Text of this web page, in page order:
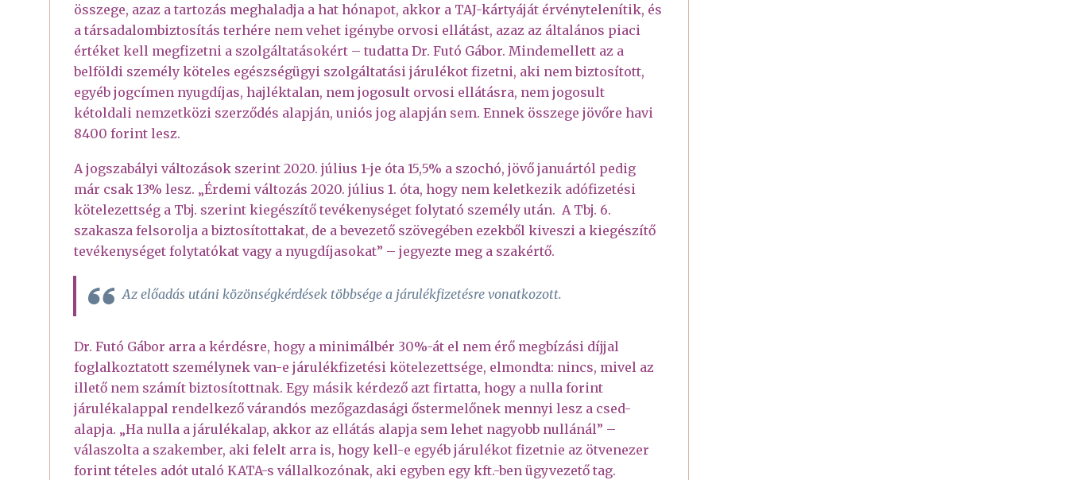
összege, azaz a tartozás meghaladja a hat hónapot, akkor a TAJ-kártyáját érvénytelenítik, és
a társadalombiztosítás terhére nem vehet igénybe orvosi ellátást, azaz az általános piaci
értéket kell megfizetni a szolgáltatásokért – tudatta Dr. Futó Gábor. Mindemellett az a
belföldi személy köteles egészségügyi szolgáltatási járulékot fizetni, aki nem biztosított,
egyéb jogcímen nyugdíjas, hajléktalan, nem jogosult orvosi ellátásra, nem jogosult
kétoldali nemzetközi szerződés alapján, uniós jog alapján sem. Ennek összege jövőre havi
8400 forint lesz.
A jogszabályi változások szerint 2020. július 1-je óta 15,5% a szochó, jövő januártól pedig
már csak 13% lesz. „Érdemi változás 2020. július 1. óta, hogy nem keletkezik adófizetési
kötelezettség a Tbj. szerint kiegészítő tevékenységet folytató személy után. A Tbj. 6.
szakasza felsorolja a biztosítottakat, de a bevezető szövegében ezekből kiveszi a kiegészítő
tevékenységet folytatókat vagy a nyugdíjasokat” – jegyezte meg a szakértő.
Az előadás utáni közönségkérdések többsége a járulékfizetésre vonatkozott.
Dr. Futó Gábor arra a kérdésre, hogy a minimálbér 30%-át el nem érő megbízási díjjal
foglalkoztatott személynek van-e járulékfizetési kötelezettsége, elmondta: nincs, mivel az
illető nem számít biztosítottnak. Egy másik kérdező azt firtatta, hogy a nulla forint
járulékalappal rendelkező várandós mezőgazdasági őstermelőnek mennyi lesz a csed-
alapja. „Ha nulla a járulékalap, akkor az ellátás alapja sem lehet nagyobb nullánál” –
válaszolta a szakember, aki felelt arra is, hogy kell-e egyéb járulékot fizetnie az ötvenezer
forint tételes adót utaló KATA-s vállalkozónak, aki egyben egy kft.-ben ügyvezető tag.